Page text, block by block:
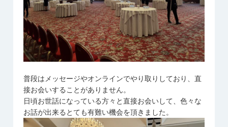
普段はメッセージやオンラインでやり取りしており、直
接お会いすることがありません。
日頃お世話になっている方々と直接お会いして、色々な
お話が出来るとても有難い機会を頂きました。